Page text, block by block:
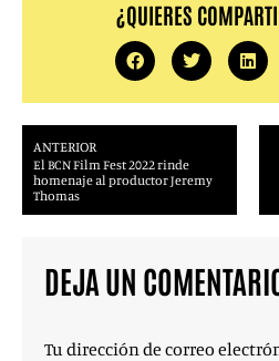
¿QUIERES
ANTERIOR
El BCN Film Fest 2022 rinde
homenaje al productor Jeremy
Thomas
DEJA UN
Tu dirección de correo